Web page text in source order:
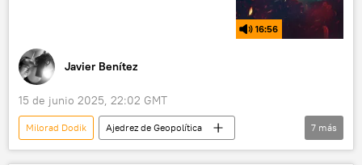
16:56
Javier Benítez
15 de junio 2025, 22:02 GMT
Milorad Dodik
Ajedrez de Geopolítica
política
seguridad
Robert Fico
7 más